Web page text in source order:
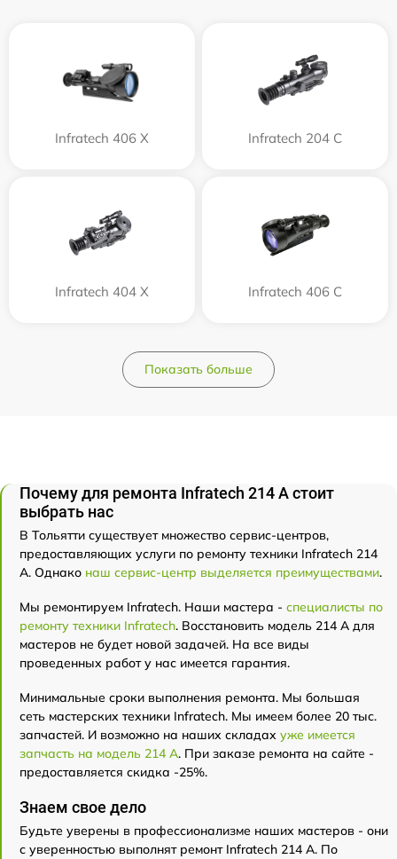
Infratech 406 Х Infratech 204 С
Infratech 404 Х Infratech 406 С
Показать больше
Почему для ремонта Infratech 214 А стоит
выбрать нас
В Тольятти существует множество сервис-центров,
предоставляющих услуги по ремонту техники Infratech 214
А. Однако наш сервис-центр выделяется преимуществами.
Мы ремонтируем Infratech. Наши мастера - специалисты по
ремонту техники Infratech. Восстановить модель 214 А для
мастеров не будет новой задачей. На все виды
проведенных работ у нас имеется гарантия.
Минимальные сроки выполнения ремонта. Мы большая
сеть мастерских техники Infratech. Мы имеем более 20 тыс.
запчастей. И возможно на наших складах уже имеется
запчасть на модель 214 А. При заказе ремонта на сайте -
предоставляется скидка -25%.
Знаем свое дело
Будьте уверены в профессионализме наших мастеров - они
с уверенностью выполнят ремонт Infratech 214 А. По